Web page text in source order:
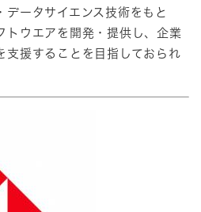
データサイエンス技術をもと
トウエアを開発・提供し、企業
支援することを目指しておられ